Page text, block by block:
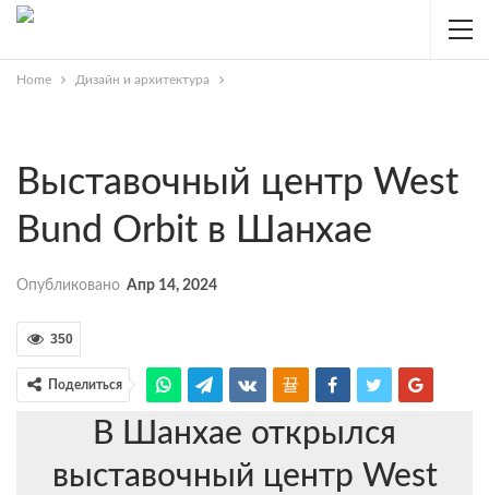
Home Дизайн и архитектура
Выставочный центр West
Bund Orbit в Шанхае
Опубликовано Апр 14, 2024
350
Поделиться
В Шанхае открылся
выставочный центр West